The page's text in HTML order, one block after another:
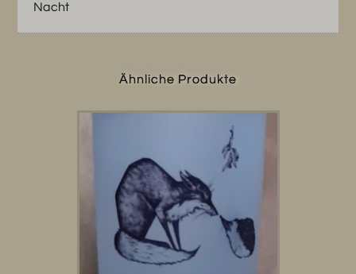
Nacht
Ähnliche Produkte